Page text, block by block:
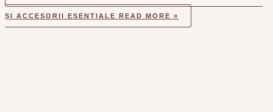
ȘI ACCESORII ESENȚIALE READ MORE »